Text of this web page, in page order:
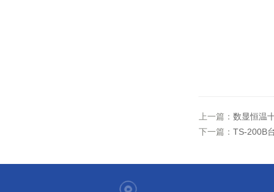
上一篇： 数显恒温
下一篇： TS-200B